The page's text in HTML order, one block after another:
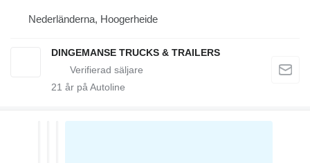
Nederländerna, Hoogerheide
DINGEMANSE TRUCKS & TRAILERS
21 år på Autoline